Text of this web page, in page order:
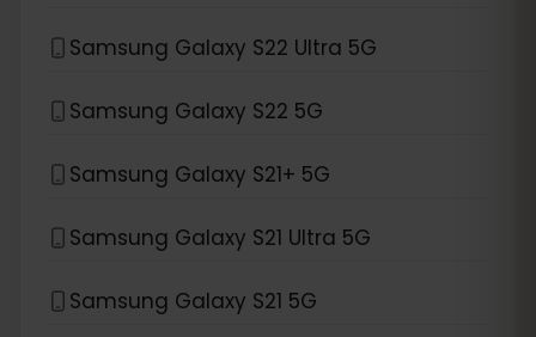
Samsung Galaxy S22 Ultra 5G
Samsung Galaxy S22 5G
Samsung Galaxy S21+ 5G
Samsung Galaxy S21 Ultra 5G
Samsung Galaxy S21 5G